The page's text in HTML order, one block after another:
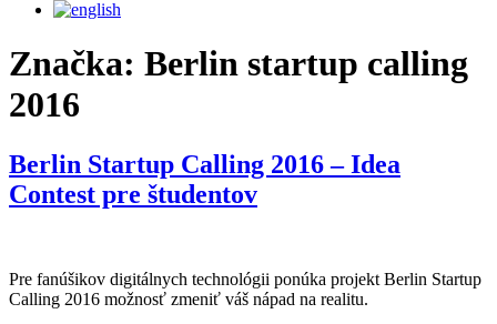
Značka: Berlin startup calling
2016
Berlin Startup Calling 2016 – Idea
Contest pre študentov
Pre fanúšikov digitálnych technológii ponúka projekt Berlin Startup
Calling 2016 možnosť zmeniť váš nápad na realitu.